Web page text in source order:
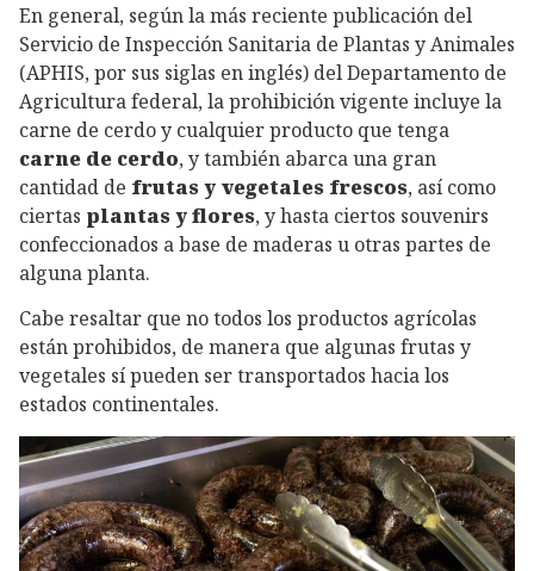
En general, según la más reciente publicación del
Servicio de Inspección Sanitaria de Plantas y Animales
(APHIS, por sus siglas en inglés) del Departamento de
Agricultura federal, la prohibición vigente incluye la
carne de cerdo y cualquier producto que tenga
carne de cerdo, y también abarca una gran
cantidad de frutas y vegetales frescos, así como
ciertas plantas y flores, y hasta ciertos souvenirs
confeccionados a base de maderas u otras partes de
alguna planta.
Cabe resaltar que no todos los productos agrícolas
están prohibidos, de manera que algunas frutas y
vegetales sí pueden ser transportados hacia los
estados continentales.